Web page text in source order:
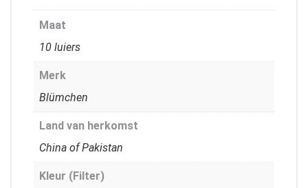
Maat
10 luiers
Merk
Blümchen
Land van herkomst
China of Pakistan
Kleur (Filter)